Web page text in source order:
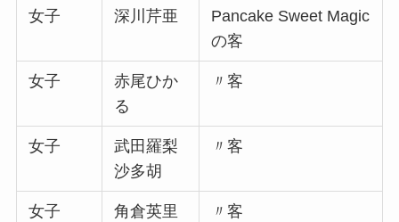
女子 深川芹亜
Pancake Sweet Magic
の客
女子
赤尾ひか
る
〃客
女子
武田羅梨
沙多胡
〃客
女子
角倉英里
〃客